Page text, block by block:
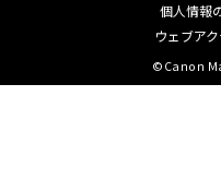
個人情報
ウェブア
©Canon